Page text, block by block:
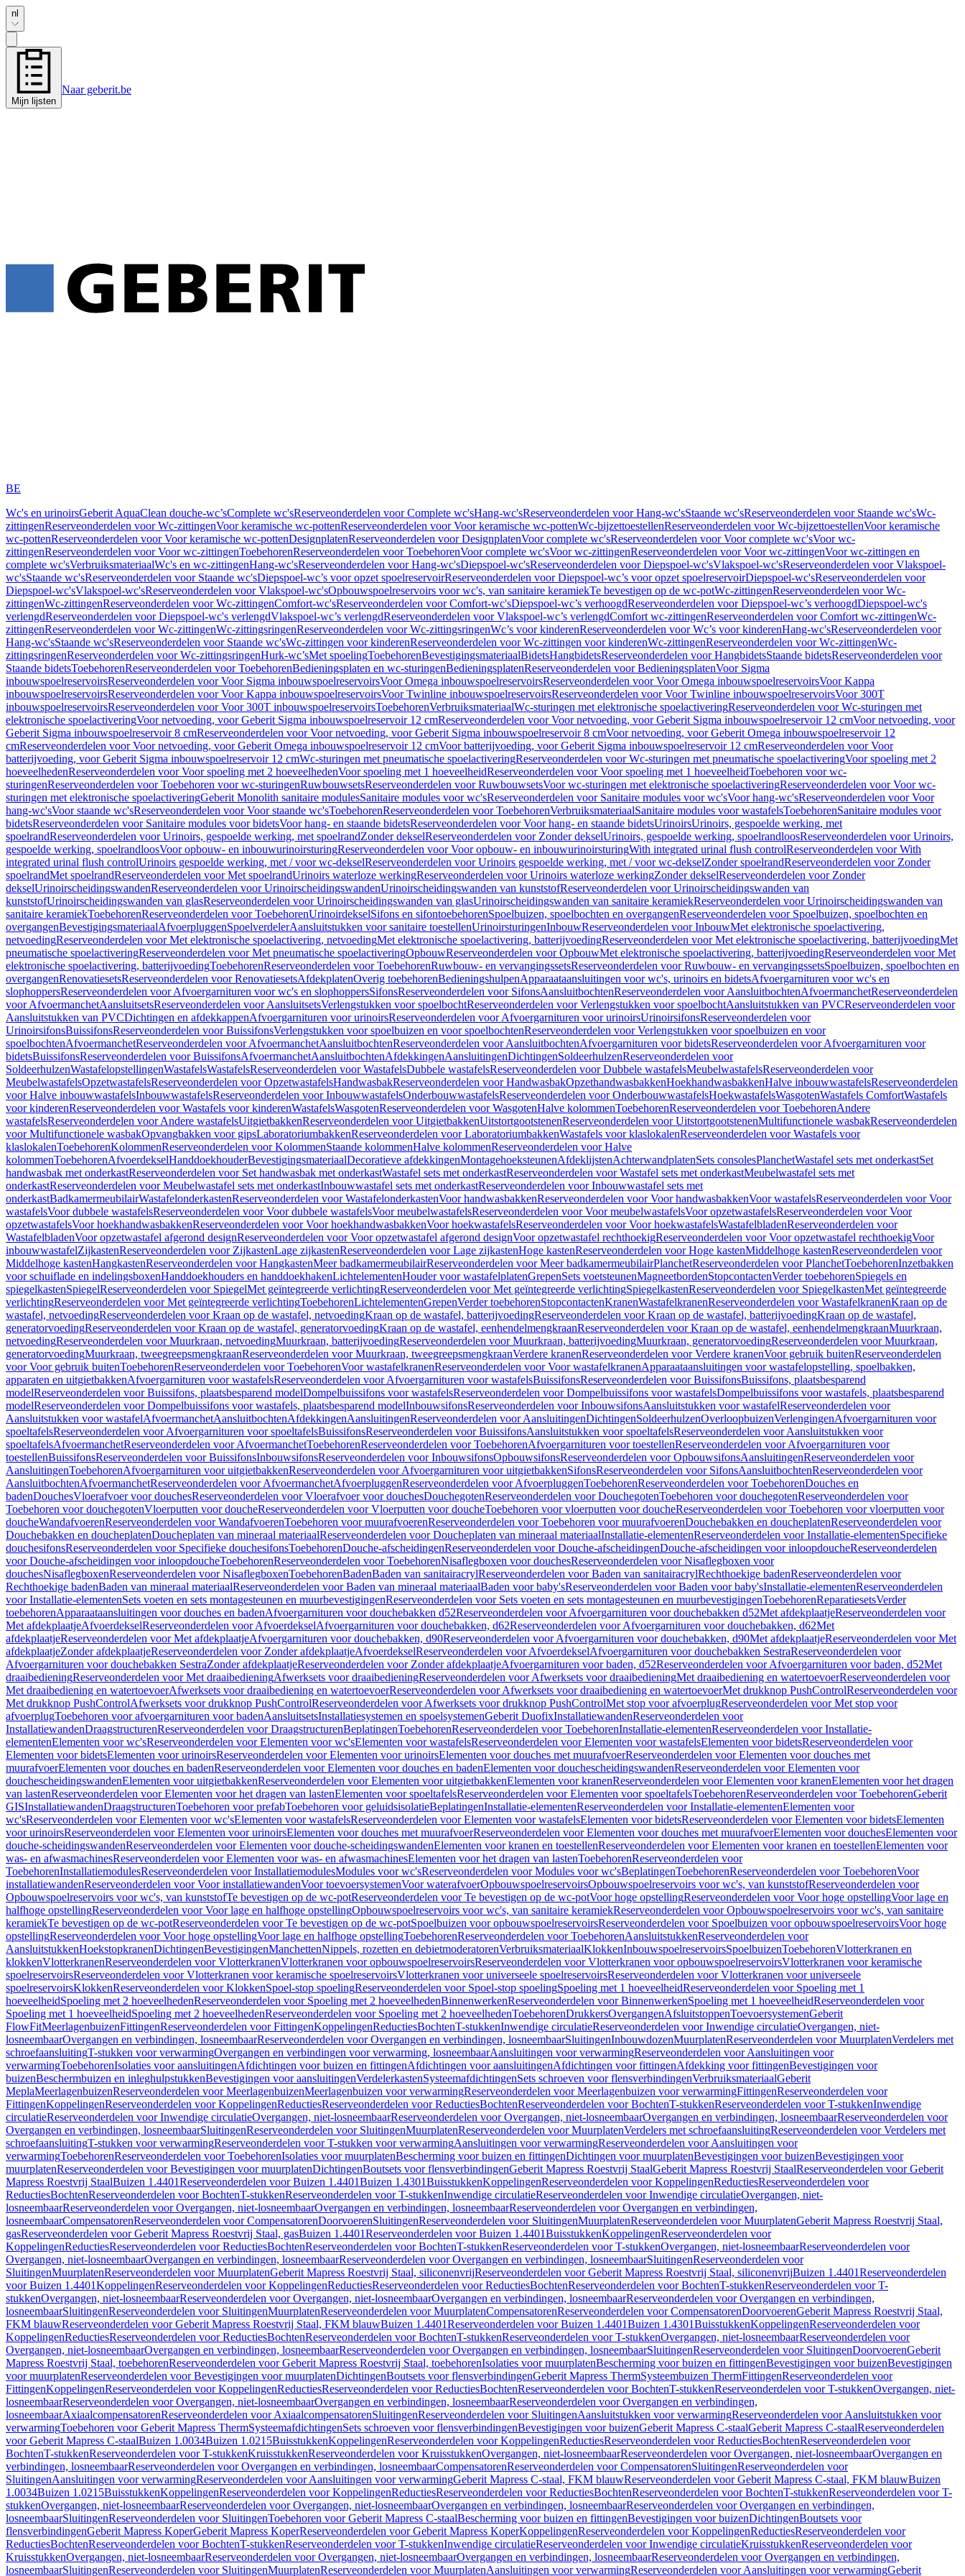
nl
Mijn lijsten
Naar geberit.be
BE
Wc's en urinoirsGeberit AquaClean douche-wc’sComplete wc'sReserveonderdelen voor Complete wc'sHang-wc'sReserveonderdelen voor Hang-wc'sStaande wc'sReserveonderdelen voor Staande wc'sWc-
zittingenReserveonderdelen voor Wc-zittingenVoor keramische wc-pottenReserveonderdelen voor Voor keramische wc-pottenWc-bijzettoestellenReserveonderdelen voor Wc-bijzettoestellenVoor keramische
wc-pottenReserveonderdelen voor Voor keramische wc-pottenDesignplatenReserveonderdelen voor DesignplatenVoor complete wc'sReserveonderdelen voor Voor complete wc'sVoor wc-
zittingenReserveonderdelen voor Voor wc-zittingenToebehorenReserveonderdelen voor ToebehorenVoor complete wc'sVoor wc-zittingenReserveonderdelen voor Voor wc-zittingenVoor wc-zittingen en
complete wc'sVerbruiksmateriaalWc's en wc-zittingenHang-wc'sReserveonderdelen voor Hang-wc'sDiepspoel-wc'sReserveonderdelen voor Diepspoel-wc'sVlakspoel-wc'sReserveonderdelen voor Vlakspoel-
wc'sStaande wc'sReserveonderdelen voor Staande wc'sDiepspoel-wc’s voor opzet spoelreservoirReserveonderdelen voor Diepspoel-wc’s voor opzet spoelreservoirDiepspoel-wc'sReserveonderdelen voor
Diepspoel-wc'sVlakspoel-wc'sReserveonderdelen voor Vlakspoel-wc'sOpbouwspoelreservoirs voor wc's, van sanitaire keramiekTe bevestigen op de wc-potWc-zittingenReserveonderdelen voor Wc-
zittingenWc-zittingenReserveonderdelen voor Wc-zittingenComfort-wc'sReserveonderdelen voor Comfort-wc'sDiepspoel-wc’s verhoogdReserveonderdelen voor Diepspoel-wc’s verhoogdDiepspoel-wc's
verlengdReserveonderdelen voor Diepspoel-wc's verlengdVlakspoel-wc’s verlengdReserveonderdelen voor Vlakspoel-wc’s verlengdComfort wc-zittingenReserveonderdelen voor Comfort wc-zittingenWc-
zittingenReserveonderdelen voor Wc-zittingenWc-zittingsringenReserveonderdelen voor Wc-zittingsringenWc’s voor kinderenReserveonderdelen voor Wc’s voor kinderenHang-wc'sReserveonderdelen voor
Hang-wc'sStaande wc'sReserveonderdelen voor Staande wc'sWc-zittingen voor kinderenReserveonderdelen voor Wc-zittingen voor kinderenWc-zittingenReserveonderdelen voor Wc-zittingenWc-
zittingsringenReserveonderdelen voor Wc-zittingsringenHurk-wc’sMet spoelingToebehorenBevestigingsmateriaalBidetsHangbidetsReserveonderdelen voor HangbidetsStaande bidetsReserveonderdelen voor
Staande bidetsToebehorenReserveonderdelen voor ToebehorenBedieningsplaten en wc-sturingenBedieningsplatenReserveonderdelen voor BedieningsplatenVoor Sigma
inbouwspoelreservoirsReserveonderdelen voor Voor Sigma inbouwspoelreservoirsVoor Omega inbouwspoelreservoirsReserveonderdelen voor Voor Omega inbouwspoelreservoirsVoor Kappa
inbouwspoelreservoirsReserveonderdelen voor Voor Kappa inbouwspoelreservoirsVoor Twinline inbouwspoelreservoirsReserveonderdelen voor Voor Twinline inbouwspoelreservoirsVoor 300T
inbouwspoelreservoirsReserveonderdelen voor Voor 300T inbouwspoelreservoirsToebehorenVerbruiksmateriaalWc-sturingen met elektronische spoelactiveringReserveonderdelen voor Wc-sturingen met
elektronische spoelactiveringVoor netvoeding, voor Geberit Sigma inbouwspoelreservoir 12 cmReserveonderdelen voor Voor netvoeding, voor Geberit Sigma inbouwspoelreservoir 12 cmVoor netvoeding, voor
Geberit Sigma inbouwspoelreservoir 8 cmReserveonderdelen voor Voor netvoeding, voor Geberit Sigma inbouwspoelreservoir 8 cmVoor netvoeding, voor Geberit Omega inbouwspoelreservoir 12
cmReserveonderdelen voor Voor netvoeding, voor Geberit Omega inbouwspoelreservoir 12 cmVoor batterijvoeding, voor Geberit Sigma inbouwspoelreservoir 12 cmReserveonderdelen voor Voor
batterijvoeding, voor Geberit Sigma inbouwspoelreservoir 12 cmWc-sturingen met pneumatische spoelactiveringReserveonderdelen voor Wc-sturingen met pneumatische spoelactiveringVoor spoeling met 2
hoeveelhedenReserveonderdelen voor Voor spoeling met 2 hoeveelhedenVoor spoeling met 1 hoeveelheidReserveonderdelen voor Voor spoeling met 1 hoeveelheidToebehoren voor wc-
sturingenReserveonderdelen voor Toebehoren voor wc-sturingenRuwbouwsetsReserveonderdelen voor RuwbouwsetsVoor wc-sturingen met elektronische spoelactiveringReserveonderdelen voor Voor wc-
sturingen met elektronische spoelactiveringGeberit Monolith sanitaire modulesSanitaire modules voor wc'sReserveonderdelen voor Sanitaire modules voor wc'sVoor hang-wc'sReserveonderdelen voor Voor
hang-wc'sVoor staande wc'sReserveonderdelen voor Voor staande wc'sToebehorenReserveonderdelen voor ToebehorenVerbruiksmateriaalSanitaire modules voor wastafelsToebehorenSanitaire modules voor
bidetsReserveonderdelen voor Sanitaire modules voor bidetsVoor hang- en staande bidetsReserveonderdelen voor Voor hang- en staande bidetsUrinoirsUrinoirs, gespoelde werking, met
spoelrandReserveonderdelen voor Urinoirs, gespoelde werking, met spoelrandZonder dekselReserveonderdelen voor Zonder dekselUrinoirs, gespoelde werking, spoelrandloosReserveonderdelen voor Urinoirs,
gespoelde werking, spoelrandloosVoor opbouw- en inbouwurinoirsturingReserveonderdelen voor Voor opbouw- en inbouwurinoirsturingWith integrated urinal flush controlReserveonderdelen voor With
integrated urinal flush controlUrinoirs gespoelde werking, met / voor wc-dekselReserveonderdelen voor Urinoirs gespoelde werking, met / voor wc-dekselZonder spoelrandReserveonderdelen voor Zonder
spoelrandMet spoelrandReserveonderdelen voor Met spoelrandUrinoirs waterloze werkingReserveonderdelen voor Urinoirs waterloze werkingZonder dekselReserveonderdelen voor Zonder
dekselUrinoirscheidingswandenReserveonderdelen voor UrinoirscheidingswandenUrinoirscheidingswanden van kunststofReserveonderdelen voor Urinoirscheidingswanden van
kunststofUrinoirscheidingswanden van glasReserveonderdelen voor Urinoirscheidingswanden van glasUrinoirscheidingswanden van sanitaire keramiekReserveonderdelen voor Urinoirscheidingswanden van
sanitaire keramiekToebehorenReserveonderdelen voor ToebehorenUrinoirdekselSifons en sifontoebehorenSpoelbuizen, spoelbochten en overgangenReserveonderdelen voor Spoelbuizen, spoelbochten en
overgangenBevestigingsmateriaalAfvoerpluggenSpoelverdelerAansluitstukken voor sanitaire toestellenUrinoirsturingenInbouwReserveonderdelen voor InbouwMet elektronische spoelactivering,
netvoedingReserveonderdelen voor Met elektronische spoelactivering, netvoedingMet elektronische spoelactivering, batterijvoedingReserveonderdelen voor Met elektronische spoelactivering, batterijvoedingMet
pneumatische spoelactiveringReserveonderdelen voor Met pneumatische spoelactiveringOpbouwReserveonderdelen voor OpbouwMet elektronische spoelactivering, batterijvoedingReserveonderdelen voor Met
elektronische spoelactivering, batterijvoedingToebehorenReserveonderdelen voor ToebehorenRuwbouw- en vervangingssetsReserveonderdelen voor Ruwbouw- en vervangingssetsSpoelbuizen, spoelbochten en
overgangenRenovatiesetsReserveonderdelen voor RenovatiesetsAfdekplatenOverig toebehorenBedieningshulpenApparaataansluitingen voor wc's, urinoirs en bidetsAfvoergarnituren voor wc's en
slophoppersReserveonderdelen voor Afvoergarnituren voor wc's en slophoppersSifonsReserveonderdelen voor SifonsAansluitbochtenReserveonderdelen voor AansluitbochtenAfvoermanchetReserveonderdelen
voor AfvoermanchetAansluitsetsReserveonderdelen voor AansluitsetsVerlengstukken voor spoelbochtReserveonderdelen voor Verlengstukken voor spoelbochtAansluitstukken van PVCReserveonderdelen voor
Aansluitstukken van PVCDichtingen en afdekkappenAfvoergarnituren voor urinoirsReserveonderdelen voor Afvoergarnituren voor urinoirsUrinoirsifonsReserveonderdelen voor
UrinoirsifonsBuissifonsReserveonderdelen voor BuissifonsVerlengstukken voor spoelbuizen en voor spoelbochtenReserveonderdelen voor Verlengstukken voor spoelbuizen en voor
spoelbochtenAfvoermanchetReserveonderdelen voor AfvoermanchetAansluitbochtenReserveonderdelen voor AansluitbochtenAfvoergarnituren voor bidetsReserveonderdelen voor Afvoergarnituren voor
bidetsBuissifonsReserveonderdelen voor BuissifonsAfvoermanchetAansluitbochtenAfdekkingenAansluitingenDichtingenSoldeerhulzenReserveonderdelen voor
SoldeerhulzenWastafelopstellingenWastafelsWastafelsReserveonderdelen voor WastafelsDubbele wastafelsReserveonderdelen voor Dubbele wastafelsMeubelwastafelsReserveonderdelen voor
MeubelwastafelsOpzetwastafelsReserveonderdelen voor OpzetwastafelsHandwasbakReserveonderdelen voor HandwasbakOpzethandwasbakkenHoekhandwasbakkenHalve inbouwwastafelsReserveonderdelen
voor Halve inbouwwastafelsInbouwwastafelsReserveonderdelen voor InbouwwastafelsOnderbouwwastafelsReserveonderdelen voor OnderbouwwastafelsHoekwastafelsWasgotenWastafels ComfortWastafels
voor kinderenReserveonderdelen voor Wastafels voor kinderenWastafelsWasgotenReserveonderdelen voor WasgotenHalve kolommenToebehorenReserveonderdelen voor ToebehorenAndere
wastafelsReserveonderdelen voor Andere wastafelsUitgietbakkenReserveonderdelen voor UitgietbakkenUitstortgootstenenReserveonderdelen voor UitstortgootstenenMultifunctionele wasbakReserveonderdelen
voor Multifunctionele wasbakOpvangbakken voor gipsLaboratoriumbakkenReserveonderdelen voor LaboratoriumbakkenWastafels voor klaslokalenReserveonderdelen voor Wastafels voor
klaslokalenToebehorenKolommenReserveonderdelen voor KolommenStaande kolommenHalve kolommenReserveonderdelen voor Halve
kolommenToebehorenAfvoerdekselHanddoekhouderBevestigingsmateriaalDecoratieve afdekkingenMontagehoeksteunenAfdeklijstenAchterwandplatenSets consolesPlanchetWastafel sets met onderkastSet
handwasbak met onderkastReserveonderdelen voor Set handwasbak met onderkastWastafel sets met onderkastReserveonderdelen voor Wastafel sets met onderkastMeubelwastafel sets met
onderkastReserveonderdelen voor Meubelwastafel sets met onderkastInbouwwastafel sets met onderkastReserveonderdelen voor Inbouwwastafel sets met
onderkastBadkamermeubilairWastafelonderkastenReserveonderdelen voor WastafelonderkastenVoor handwasbakkenReserveonderdelen voor Voor handwasbakkenVoor wastafelsReserveonderdelen voor Voor
wastafelsVoor dubbele wastafelsReserveonderdelen voor Voor dubbele wastafelsVoor meubelwastafelsReserveonderdelen voor Voor meubelwastafelsVoor opzetwastafelsReserveonderdelen voor Voor
opzetwastafelsVoor hoekhandwasbakkenReserveonderdelen voor Voor hoekhandwasbakkenVoor hoekwastafelsReserveonderdelen voor Voor hoekwastafelsWastafelbladenReserveonderdelen voor
WastafelbladenVoor opzetwastafel afgerond designReserveonderdelen voor Voor opzetwastafel afgerond designVoor opzetwastafel rechthoekigReserveonderdelen voor Voor opzetwastafel rechthoekigVoor
inbouwwastafelZijkastenReserveonderdelen voor ZijkastenLage zijkastenReserveonderdelen voor Lage zijkastenHoge kastenReserveonderdelen voor Hoge kastenMiddelhoge kastenReserveonderdelen voor
Middelhoge kastenHangkastenReserveonderdelen voor HangkastenMeer badkamermeubilairReserveonderdelen voor Meer badkamermeubilairPlanchetReserveonderdelen voor PlanchetToebehorenInzetbakken
voor schuiflade en indelingsboxenHanddoekhouders en handdoekhakenLichtelementenHouder voor wastafelplatenGrepenSets voetsteunenMagneetbordenStopcontactenVerder toebehorenSpiegels en
spiegelkastenSpiegelReserveonderdelen voor SpiegelMet geïntegreerde verlichtingReserveonderdelen voor Met geïntegreerde verlichtingSpiegelkastenReserveonderdelen voor SpiegelkastenMet geïntegreerde
verlichtingReserveonderdelen voor Met geïntegreerde verlichtingToebehorenLichtelementenGrepenVerder toebehorenStopcontactenKranenWastafelkranenReserveonderdelen voor WastafelkranenKraan op de
wastafel, netvoedingReserveonderdelen voor Kraan op de wastafel, netvoedingKraan op de wastafel, batterijvoedingReserveonderdelen voor Kraan op de wastafel, batterijvoedingKraan op de wastafel,
generatorvoedingReserveonderdelen voor Kraan op de wastafel, generatorvoedingKraan op de wastafel, eenhendelmengkraanReserveonderdelen voor Kraan op de wastafel, eenhendelmengkraanMuurkraan,
netvoedingReserveonderdelen voor Muurkraan, netvoedingMuurkraan, batterijvoedingReserveonderdelen voor Muurkraan, batterijvoedingMuurkraan, generatorvoedingReserveonderdelen voor Muurkraan,
generatorvoedingMuurkraan, tweegreepsmengkraanReserveonderdelen voor Muurkraan, tweegreepsmengkraanVerdere kranenReserveonderdelen voor Verdere kranenVoor gebruik buitenReserveonderdelen
voor Voor gebruik buitenToebehorenReserveonderdelen voor ToebehorenVoor wastafelkranenReserveonderdelen voor Voor wastafelkranenApparaataansluitingen voor wastafelopstelling, spoelbakken,
apparaten en uitgietbakkenAfvoergarnituren voor wastafelsReserveonderdelen voor Afvoergarnituren voor wastafelsBuissifonsReserveonderdelen voor BuissifonsBuissifons, plaatsbesparend
modelReserveonderdelen voor Buissifons, plaatsbesparend modelDompelbuissifons voor wastafelsReserveonderdelen voor Dompelbuissifons voor wastafelsDompelbuissifons voor wastafels, plaatsbesparend
modelReserveonderdelen voor Dompelbuissifons voor wastafels, plaatsbesparend modelInbouwsifonsReserveonderdelen voor InbouwsifonsAansluitstukken voor wastafelReserveonderdelen voor
Aansluitstukken voor wastafelAfvoermanchetAansluitbochtenAfdekkingenAansluitingenReserveonderdelen voor AansluitingenDichtingenSoldeerhulzenOverloopbuizenVerlengingenAfvoergarnituren voor
spoeltafelsReserveonderdelen voor Afvoergarnituren voor spoeltafelsBuissifonsReserveonderdelen voor BuissifonsAansluitstukken voor spoeltafelsReserveonderdelen voor Aansluitstukken voor
spoeltafelsAfvoermanchetReserveonderdelen voor AfvoermanchetToebehorenReserveonderdelen voor ToebehorenAfvoergarnituren voor toestellenReserveonderdelen voor Afvoergarnituren voor
toestellenBuissifonsReserveonderdelen voor BuissifonsInbouwsifonsReserveonderdelen voor InbouwsifonsOpbouwsifonsReserveonderdelen voor OpbouwsifonsAansluitingenReserveonderdelen voor
AansluitingenToebehorenAfvoergarnituren voor uitgietbakkenReserveonderdelen voor Afvoergarnituren voor uitgietbakkenSifonsReserveonderdelen voor SifonsAansluitbochtenReserveonderdelen voor
AansluitbochtenAfvoermanchetReserveonderdelen voor AfvoermanchetAfvoerpluggenReserveonderdelen voor AfvoerpluggenToebehorenReserveonderdelen voor ToebehorenDouches en
badenDouchesVloerafvoer voor douchesReserveonderdelen voor Vloerafvoer voor douchesDouchegotenReserveonderdelen voor DouchegotenToebehoren voor douchegotenReserveonderdelen voor
Toebehoren voor douchegotenVloerputten voor doucheReserveonderdelen voor Vloerputten voor doucheToebehoren voor vloerputten voor doucheReserveonderdelen voor Toebehoren voor vloerputten voor
doucheWandafvoerenReserveonderdelen voor WandafvoerenToebehoren voor muurafvoerenReserveonderdelen voor Toebehoren voor muurafvoerenDouchebakken en doucheplatenReserveonderdelen voor
Douchebakken en doucheplatenDoucheplaten van mineraal materiaalReserveonderdelen voor Doucheplaten van mineraal materiaalInstallatie-elementenReserveonderdelen voor Installatie-elementenSpecifieke
douchesifonsReserveonderdelen voor Specifieke douchesifonsToebehorenDouche-afscheidingenReserveonderdelen voor Douche-afscheidingenDouche-afscheidingen voor inloopdoucheReserveonderdelen
voor Douche-afscheidingen voor inloopdoucheToebehorenReserveonderdelen voor ToebehorenNisaflegboxen voor douchesReserveonderdelen voor Nisaflegboxen voor
douchesNisaflegboxenReserveonderdelen voor NisaflegboxenToebehorenBadenBaden van sanitairacrylReserveonderdelen voor Baden van sanitairacrylRechthoekige badenReserveonderdelen voor
Rechthoekige badenBaden van mineraal materiaalReserveonderdelen voor Baden van mineraal materiaalBaden voor baby'sReserveonderdelen voor Baden voor baby'sInstallatie-elementenReserveonderdelen
voor Installatie-elementenSets voeten en sets montagesteunen en muurbevestigingenReserveonderdelen voor Sets voeten en sets montagesteunen en muurbevestigingenToebehorenReparatiesetsVerder
toebehorenApparaataansluitingen voor douches en badenAfvoergarnituren voor douchebakken d52Reserveonderdelen voor Afvoergarnituren voor douchebakken d52Met afdekplaatjeReserveonderdelen voor
Met afdekplaatjeAfvoerdekselReserveonderdelen voor AfvoerdekselAfvoergarnituren voor douchebakken, d62Reserveonderdelen voor Afvoergarnituren voor douchebakken, d62Met
afdekplaatjeReserveonderdelen voor Met afdekplaatjeAfvoergarnituren voor douchebakken, d90Reserveonderdelen voor Afvoergarnituren voor douchebakken, d90Met afdekplaatjeReserveonderdelen voor Met
afdekplaatjeZonder afdekplaatjeReserveonderdelen voor Zonder afdekplaatjeAfvoerdekselReserveonderdelen voor AfvoerdekselAfvoergarnituren voor douchebakken SestraReserveonderdelen voor
Afvoergarnituren voor douchebakken SestraZonder afdekplaatjeReserveonderdelen voor Zonder afdekplaatjeAfvoergarnituren voor baden, d52Reserveonderdelen voor Afvoergarnituren voor baden, d52Met
draaibedieningReserveonderdelen voor Met draaibedieningAfwerksets voor draaibedieningReserveonderdelen voor Afwerksets voor draaibedieningMet draaibediening en watertoevoerReserveonderdelen voor
Met draaibediening en watertoevoerAfwerksets voor draaibediening en watertoevoerReserveonderdelen voor Afwerksets voor draaibediening en watertoevoerMet drukknop PushControlReserveonderdelen voor
Met drukknop PushControlAfwerksets voor drukknop PushControlReserveonderdelen voor Afwerksets voor drukknop PushControlMet stop voor afvoerplugReserveonderdelen voor Met stop voor
afvoerplugToebehoren voor afvoergarnituren voor badenAansluitsetsInstallatiesystemen en spoelsystemenGeberit DuofixInstallatiewandenReserveonderdelen voor
InstallatiewandenDraagstructurenReserveonderdelen voor DraagstructurenBeplatingenToebehorenReserveonderdelen voor ToebehorenInstallatie-elementenReserveonderdelen voor Installatie-
elementenElementen voor wc'sReserveonderdelen voor Elementen voor wc'sElementen voor wastafelsReserveonderdelen voor Elementen voor wastafelsElementen voor bidetsReserveonderdelen voor
Elementen voor bidetsElementen voor urinoirsReserveonderdelen voor Elementen voor urinoirsElementen voor douches met muurafvoerReserveonderdelen voor Elementen voor douches met
muurafvoerElementen voor douches en badenReserveonderdelen voor Elementen voor douches en badenElementen voor douchescheidingswandenReserveonderdelen voor Elementen voor
douchescheidingswandenElementen voor uitgietbakkenReserveonderdelen voor Elementen voor uitgietbakkenElementen voor kranenReserveonderdelen voor Elementen voor kranenElementen voor het dragen
van lastenReserveonderdelen voor Elementen voor het dragen van lastenElementen voor spoeltafelsReserveonderdelen voor Elementen voor spoeltafelsToebehorenReserveonderdelen voor ToebehorenGeberit
GISInstallatiewandenDraagstructurenToebehoren voor prefabToebehoren voor geluidsisolatieBeplatingenInstallatie-elementenReserveonderdelen voor Installatie-elementenElementen voor
wc'sReserveonderdelen voor Elementen voor wc'sElementen voor wastafelsReserveonderdelen voor Elementen voor wastafelsElementen voor bidetsReserveonderdelen voor Elementen voor bidetsElementen
voor urinoirsReserveonderdelen voor Elementen voor urinoirsElementen voor douches met muurafvoerReserveonderdelen voor Elementen voor douches met muurafvoerElementen voor douchesElementen voor
douche-scheidingswandenReserveonderdelen voor Elementen voor douche-scheidingswandenElementen voor kranen en toestellenReserveonderdelen voor Elementen voor kranen en toestellenElementen voor
was- en afwasmachinesReserveonderdelen voor Elementen voor was- en afwasmachinesElementen voor het dragen van lastenToebehorenReserveonderdelen voor
ToebehorenInstallatiemodulesReserveonderdelen voor InstallatiemodulesModules voor wc'sReserveonderdelen voor Modules voor wc'sBeplatingenToebehorenReserveonderdelen voor ToebehorenVoor
installatiewandenReserveonderdelen voor Voor installatiewandenVoor toevoersystemenVoor waterafvoerOpbouwspoelreservoirsOpbouwspoelreservoirs voor wc's, van kunststofReserveonderdelen voor
Opbouwspoelreservoirs voor wc's, van kunststofTe bevestigen op de wc-potReserveonderdelen voor Te bevestigen op de wc-potVoor hoge opstellingReserveonderdelen voor Voor hoge opstellingVoor lage en
halfhoge opstellingReserveonderdelen voor Voor lage en halfhoge opstellingOpbouwspoelreservoirs voor wc's, van sanitaire keramiekReserveonderdelen voor Opbouwspoelreservoirs voor wc's, van sanitaire
keramiekTe bevestigen op de wc-potReserveonderdelen voor Te bevestigen op de wc-potSpoelbuizen voor opbouwspoelreservoirsReserveonderdelen voor Spoelbuizen voor opbouwspoelreservoirsVoor hoge
opstellingReserveonderdelen voor Voor hoge opstellingVoor lage en halfhoge opstellingToebehorenReserveonderdelen voor ToebehorenAansluitstukkenReserveonderdelen voor
AansluitstukkenHoekstopkranenDichtingenBevestigingenManchettenNippels, rozetten en debietmoderatorenVerbruiksmateriaalKlokkenInbouwspoelreservoirsSpoelbuizenToebehorenVlotterkranen en
klokkenVlotterkranenReserveonderdelen voor VlotterkranenVlotterkranen voor opbouwspoelreservoirsReserveonderdelen voor Vlotterkranen voor opbouwspoelreservoirsVlotterkranen voor keramische
spoelreservoirsReserveonderdelen voor Vlotterkranen voor keramische spoelreservoirsVlotterkranen voor universeele spoelreservoirsReserveonderdelen voor Vlotterkranen voor universeele
spoelreservoirsKlokkenReserveonderdelen voor KlokkenSpoel-stop spoelingReserveonderdelen voor Spoel-stop spoelingSpoeling met 1 hoeveelheidReserveonderdelen voor Spoeling met 1
hoeveelheidSpoeling met 2 hoeveelhedenReserveonderdelen voor Spoeling met 2 hoeveelhedenBinnenwerkenReserveonderdelen voor BinnenwerkenSpoeling met 1 hoeveelheidReserveonderdelen voor
Spoeling met 1 hoeveelheidSpoeling met 2 hoeveelhedenReserveonderdelen voor Spoeling met 2 hoeveelhedenToebehorenDrukkersOvergangenAfsluitstoppenToevoersystemenGeberit
FlowFitMeerlagenbuizenFittingenReserveonderdelen voor FittingenKoppelingenReductiesBochtenT-stukkenInwendige circulatieReserveonderdelen voor Inwendige circulatieOvergangen, niet-
losneembaarOvergangen en verbindingen, losneembaarReserveonderdelen voor Overgangen en verbindingen, losneembaarSluitingenInbouwdozenMuurplatenReserveonderdelen voor MuurplatenVerdelers met
schroefaansluitingT-stukken voor verwarmingOvergangen en verbindingen voor verwarming, losneembaarAansluitingen voor verwarmingReserveonderdelen voor Aansluitingen voor
verwarmingToebehorenIsolaties voor aansluitingenAfdichtingen voor buizen en fittingenAfdichtingen voor aansluitingenAfdichtingen voor fittingenAfdekking voor fittingenBevestigingen voor
buizenBeschermbuizen en inleghulpstukkenBevestigingen voor aansluitingenVerdelerkastenSysteemafdichtingenSets schroeven voor flensverbindingenVerbruiksmateriaalGeberit
MeplaMeerlagenbuizenReserveonderdelen voor MeerlagenbuizenMeerlagenbuizen voor verwarmingReserveonderdelen voor Meerlagenbuizen voor verwarmingFittingenReserveonderdelen voor
FittingenKoppelingenReserveonderdelen voor KoppelingenReductiesReserveonderdelen voor ReductiesBochtenReserveonderdelen voor BochtenT-stukkenReserveonderdelen voor T-stukkenInwendige
circulatieReserveonderdelen voor Inwendige circulatieOvergangen, niet-losneembaarReserveonderdelen voor Overgangen, niet-losneembaarOvergangen en verbindingen, losneembaarReserveonderdelen voor
Overgangen en verbindingen, losneembaarSluitingenReserveonderdelen voor SluitingenMuurplatenReserveonderdelen voor MuurplatenVerdelers met schroefaansluitingReserveonderdelen voor Verdelers met
schroefaansluitingT-stukken voor verwarmingReserveonderdelen voor T-stukken voor verwarmingAansluitingen voor verwarmingReserveonderdelen voor Aansluitingen voor
verwarmingToebehorenReserveonderdelen voor ToebehorenIsolaties voor muurplatenBescherming voor buizen en fittingenDichtingen voor muurplatenBevestigingen voor buizenBevestigingen voor
muurplatenReserveonderdelen voor Bevestigingen voor muurplatenDichtingenBoutsets voor flensverbindingenGeberit Mapress Roestvrij StaalGeberit Mapress Roestvrij StaalReserveonderdelen voor Geberit
Mapress Roestvrij StaalBuizen 1.4401Reserveonderdelen voor Buizen 1.4401Buizen 1.4301BuisstukkenKoppelingenReserveonderdelen voor KoppelingenReductiesReserveonderdelen voor
ReductiesBochtenReserveonderdelen voor BochtenT-stukkenReserveonderdelen voor T-stukkenInwendige circulatieReserveonderdelen voor Inwendige circulatieOvergangen, niet-
losneembaarReserveonderdelen voor Overgangen, niet-losneembaarOvergangen en verbindingen, losneembaarReserveonderdelen voor Overgangen en verbindingen,
losneembaarCompensatorenReserveonderdelen voor CompensatorenDoorvoerenSluitingenReserveonderdelen voor SluitingenMuurplatenReserveonderdelen voor MuurplatenGeberit Mapress Roestvrij Staal,
gasReserveonderdelen voor Geberit Mapress Roestvrij Staal, gasBuizen 1.4401Reserveonderdelen voor Buizen 1.4401BuisstukkenKoppelingenReserveonderdelen voor
KoppelingenReductiesReserveonderdelen voor ReductiesBochtenReserveonderdelen voor BochtenT-stukkenReserveonderdelen voor T-stukkenOvergangen, niet-losneembaarReserveonderdelen voor
Overgangen, niet-losneembaarOvergangen en verbindingen, losneembaarReserveonderdelen voor Overgangen en verbindingen, losneembaarSluitingenReserveonderdelen voor
SluitingenMuurplatenReserveonderdelen voor MuurplatenGeberit Mapress Roestvrij Staal, siliconenvrijReserveonderdelen voor Geberit Mapress Roestvrij Staal, siliconenvrijBuizen 1.4401Reserveonderdelen
voor Buizen 1.4401KoppelingenReserveonderdelen voor KoppelingenReductiesReserveonderdelen voor ReductiesBochtenReserveonderdelen voor BochtenT-stukkenReserveonderdelen voor T-
stukkenOvergangen, niet-losneembaarReserveonderdelen voor Overgangen, niet-losneembaarOvergangen en verbindingen, losneembaarReserveonderdelen voor Overgangen en verbindingen,
losneembaarSluitingenReserveonderdelen voor SluitingenMuurplatenReserveonderdelen voor MuurplatenCompensatorenReserveonderdelen voor CompensatorenDoorvoerenGeberit Mapress Roestvrij Staal,
FKM blauwReserveonderdelen voor Geberit Mapress Roestvrij Staal, FKM blauwBuizen 1.4401Reserveonderdelen voor Buizen 1.4401Buizen 1.4301BuisstukkenKoppelingenReserveonderdelen voor
KoppelingenReductiesReserveonderdelen voor ReductiesBochtenReserveonderdelen voor BochtenT-stukkenReserveonderdelen voor T-stukkenOvergangen, niet-losneembaarReserveonderdelen voor
Overgangen, niet-losneembaarOvergangen en verbindingen, losneembaarReserveonderdelen voor Overgangen en verbindingen, losneembaarSluitingenReserveonderdelen voor SluitingenDoorvoerenGeberit
Mapress Roestvrij Staal, toebehorenReserveonderdelen voor Geberit Mapress Roestvrij Staal, toebehorenIsolaties voor muurplatenBescherming voor buizen en fittingenBevestigingen voor buizenBevestigingen
voor muurplatenReserveonderdelen voor Bevestigingen voor muurplatenDichtingenBoutsets voor flensverbindingenGeberit Mapress ThermSysteembuizen ThermFittingenReserveonderdelen voor
FittingenKoppelingenReserveonderdelen voor KoppelingenReductiesReserveonderdelen voor ReductiesBochtenReserveonderdelen voor BochtenT-stukkenReserveonderdelen voor T-stukkenOvergangen, niet-
losneembaarReserveonderdelen voor Overgangen, niet-losneembaarOvergangen en verbindingen, losneembaarReserveonderdelen voor Overgangen en verbindingen,
losneembaarAxiaalcompensatorenReserveonderdelen voor AxiaalcompensatorenSluitingenReserveonderdelen voor SluitingenAansluitstukken voor verwarmingReserveonderdelen voor Aansluitstukken voor
verwarmingToebehoren voor Geberit Mapress ThermSysteemafdichtingenSets schroeven voor flensverbindingenBevestigingen voor buizenGeberit Mapress C-staalGeberit Mapress C-staalReserveonderdelen
voor Geberit Mapress C-staalBuizen 1.0034Buizen 1.0215BuisstukkenKoppelingenReserveonderdelen voor KoppelingenReductiesReserveonderdelen voor ReductiesBochtenReserveonderdelen voor
BochtenT-stukkenReserveonderdelen voor T-stukkenKruisstukkenReserveonderdelen voor KruisstukkenOvergangen, niet-losneembaarReserveonderdelen voor Overgangen, niet-losneembaarOvergangen en
verbindingen, losneembaarReserveonderdelen voor Overgangen en verbindingen, losneembaarCompensatorenReserveonderdelen voor CompensatorenSluitingenReserveonderdelen voor
SluitingenAansluitingen voor verwarmingReserveonderdelen voor Aansluitingen voor verwarmingGeberit Mapress C-staal, FKM blauwReserveonderdelen voor Geberit Mapress C-staal, FKM blauwBuizen
1.0034Buizen 1.0215BuisstukkenKoppelingenReserveonderdelen voor KoppelingenReductiesReserveonderdelen voor ReductiesBochtenReserveonderdelen voor BochtenT-stukkenReserveonderdelen voor T-
stukkenOvergangen, niet-losneembaarReserveonderdelen voor Overgangen, niet-losneembaarOvergangen en verbindingen, losneembaarReserveonderdelen voor Overgangen en verbindingen,
losneembaarSluitingenReserveonderdelen voor SluitingenToebehoren voor Geberit Mapress C-staalBescherming voor buizen en fittingenBevestigingen voor buizenDichtingenBoutsets voor
flensverbindingenGeberit Mapress KoperGeberit Mapress KoperReserveonderdelen voor Geberit Mapress KoperKoppelingenReserveonderdelen voor KoppelingenReductiesReserveonderdelen voor
ReductiesBochtenReserveonderdelen voor BochtenT-stukkenReserveonderdelen voor T-stukkenInwendige circulatieReserveonderdelen voor Inwendige circulatieKruisstukkenReserveonderdelen voor
KruisstukkenOvergangen, niet-losneembaarReserveonderdelen voor Overgangen, niet-losneembaarOvergangen en verbindingen, losneembaarReserveonderdelen voor Overgangen en verbindingen,
losneembaarSluitingenReserveonderdelen voor SluitingenMuurplatenReserveonderdelen voor MuurplatenAansluitingen voor verwarmingReserveonderdelen voor Aansluitingen voor verwarmingGeberit